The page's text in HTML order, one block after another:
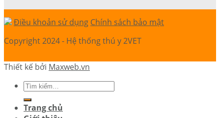
Điều khoản sử dụng Chính sách bảo mật
Copyright 2024 - Hệ thống thú y 2VET
Thiết kế bởi Maxweb.vn
Trang chủ